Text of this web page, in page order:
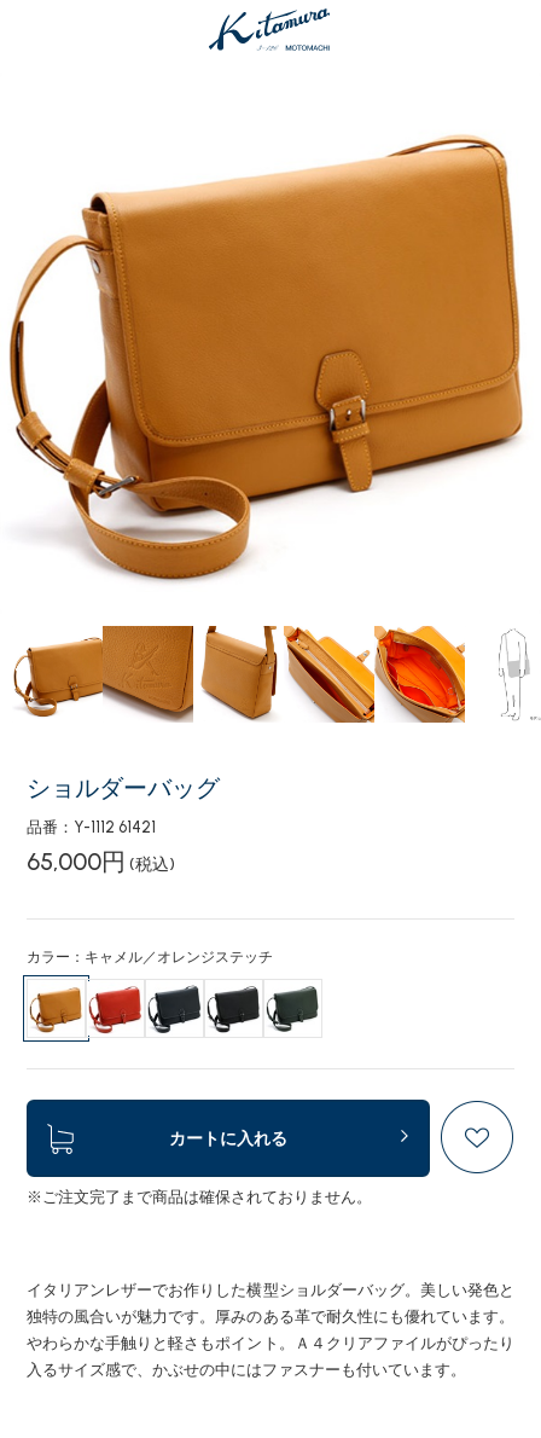
ショルダーバッグ
品番：Y-1112 61421
65,000円 (税込)
カラー：キャメル／オレンジステッチ
カートに入れる
※ご注文完了まで商品は確保されておりません。
イタリアンレザーでお作りした横型ショルダーバッグ。美しい発色と
独特の風合いが魅力です。厚みのある革で耐久性にも優れています。
やわらかな手触りと軽さもポイント。Ａ４クリアファイルがぴったり
入るサイズ感で、かぶせの中にはファスナーも付いています。